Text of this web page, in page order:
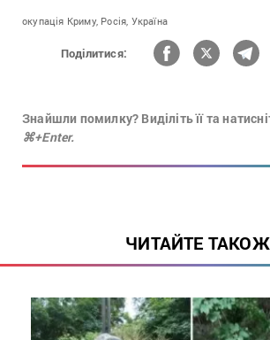
окупація Криму, Росія, Україна
Поділитися:
Знайшли помилку? Виділіть її та
⌘+Enter.
ЧИТАЙТЕ ТАКОЖ